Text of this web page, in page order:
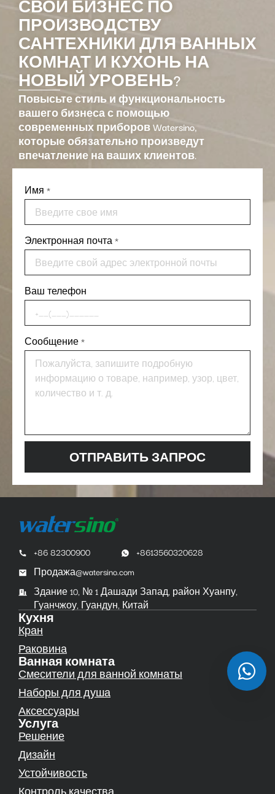
СВОЙ БИЗНЕС ПО
ПРОИЗВОДСТВУ
САНТЕХНИКИ ДЛЯ ВАННЫХ
КОМНАТ И КУХОНЬ НА
НОВЫЙ УРОВЕНЬ?
Повысьте стиль и функциональность
вашего бизнеса с помощью
современных приборов Watersino,
которые обязательно произведут
впечатление на ваших клиентов.
Имя *
Электронная почта*
Ваш телефон
Сообщение*
ОТПРАВИТЬ ЗАПРОС
+86 82300900
+8613560320628
Продажа@watersino.com
Здание 10, № 1 Дашади Запад, район Хуанпу,
Гуанчжоу, Гуандун, Китай
Кухня
Кран
Раковина
Ванная комната
Смесители для ванной комнаты
Наборы для душа
Аксессуары
Услуга
Решение
Дизайн
Устойчивость
Контроль качества